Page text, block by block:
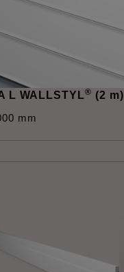
L WALLSTYL® (2 m)
mm